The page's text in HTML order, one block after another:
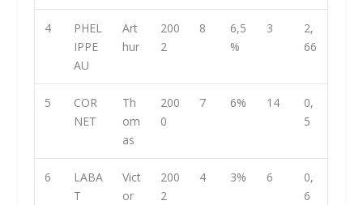
4
PHEL
IPPE
AU
Art
hur
200
2
8
6,5
%
3
2,
66
5
COR
NET
Th
om
as
200
0
7 6% 14
0,
5
6
LABA
T
Vict
or
200
2
4 3% 6
0,
6